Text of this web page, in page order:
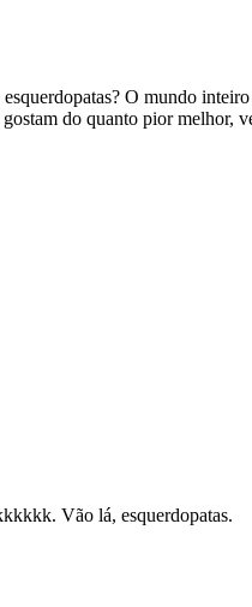
O mundo
do quanto pior melhor,
Vão lá, esquerdopatas.